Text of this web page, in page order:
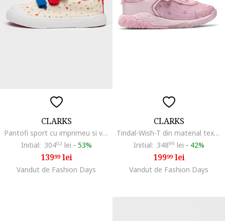
CLARKS
Pantofi sport cu imprimeu si velcro Foxing, Rosu/Albastru/Bej deschis
Initial: 30402 lei - 53%
13999lei
Vandut de Fashion Days
CLARKS
Tindal-Wish-T din material textil cu velcro, Roz deschis/Roz pastel
Initial: 34899 lei - 42%
19999lei
Vandut de Fashion Days